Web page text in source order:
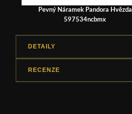
Pevný Náramek Pandora Hvězda
597534ncbmx
DETAILY
RECENZE